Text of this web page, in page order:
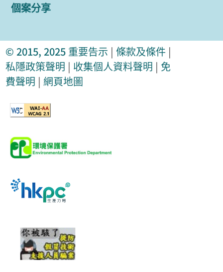
個案分享
© 2015, 2025 重要告示 | 條款及條件 |
私隱政策聲明 | 收集個人資料聲明 | 免
費聲明 | 網頁地圖